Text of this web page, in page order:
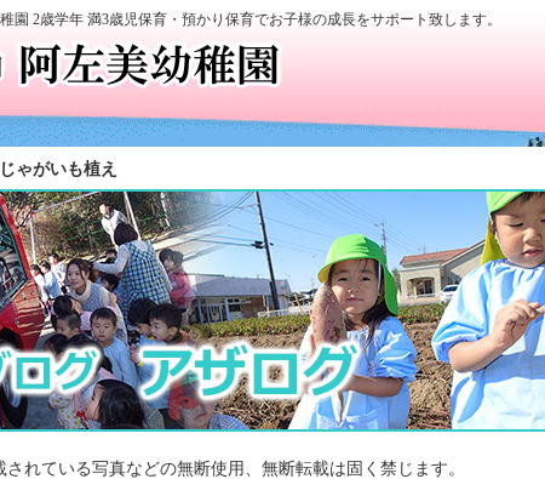
園 2歳学年 満3歳児保育・預かり保育でお子様の成長をサポート致します。
じゃがいも植え
されている写真などの無断使用、無断転載は固く禁じます。